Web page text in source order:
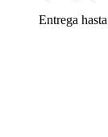
Entrega